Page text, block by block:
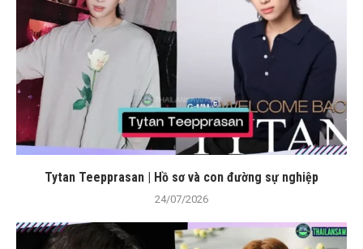
Tytan Teepprasan | Hồ sơ và con đường sự nghiệp
24/07/2026